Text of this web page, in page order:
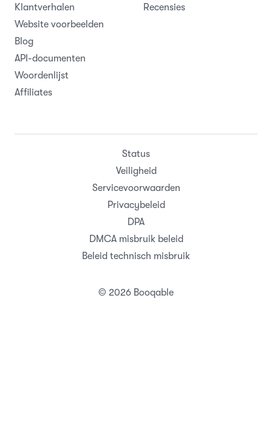
Klantverhalen
Website voorbeelden
Blog
API-documenten
Woordenlijst
Affiliates
Recensies
© 2026 Booqable
Status
Veiligheid
Servicevoorwaarden
Privacybeleid
DPA
DMCA misbruik beleid
Beleid technisch misbruik